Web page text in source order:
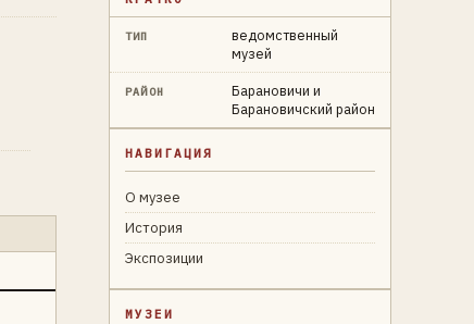
ТИП
ведомственный
музей
РАЙОН
Барановичи и
Барановичский район
НАВИГАЦИЯ
О музее
История
Экспозиции
МУЗЕИ